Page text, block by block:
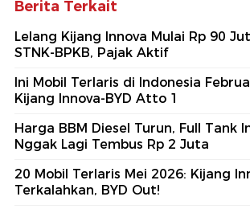
Berita Terkait
Lelang Kijang Innova Mulai Rp 90
STNK-BPKB, Pajak Aktif
Ini Mobil Terlaris di Indonesia
Kijang Innova-BYD Atto 1
Harga BBM Diesel Turun, Full Tank
Nggak Lagi Tembus Rp 2 Juta
20 Mobil Terlaris Mei 2026: Kijang
Terkalahkan, BYD Out!